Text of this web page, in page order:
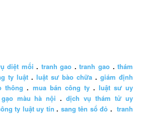
diệt mối . tranh gao .tranh gao .thám
ty luật . luật sư bào chữa . giám định
thông . mua bán công ty. luật sư uy
màu hà nội .dịch vụ thám tử uy
ty luật uy tín . sang tên sổ đỏ .tranh